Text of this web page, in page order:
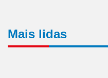
Mais lidas